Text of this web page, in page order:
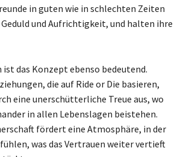
in guten wie in schlechten Zeiten
und Aufrichtigkeit, und halten ihre
ist das Konzept ebenso bedeutend.
die auf Ride or Die basieren,
eine unerschütterliche Treue aus, wo
in allen Lebenslagen beistehen.
fördert eine Atmosphäre, in der
was das Vertrauen weiter vertieft